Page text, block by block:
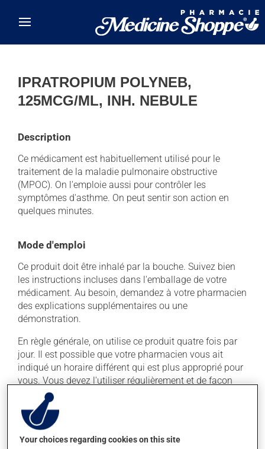
IPRATROPIUM POLYNEB,
125MCG/ML, INH. NEBULE
Description
Ce médicament est habituellement utilisé pour le
traitement de la maladie pulmonaire obstructive
(MPOC). On l'emploie aussi pour contrôler les
symptômes d'asthme. On peut sentir son action en
quelques minutes.
Mode d'emploi
Ce produit doit être inhalé par la bouche. Suivez bien
les instructions incluses dans l'emballage de votre
médicament. Au besoin, demandez à votre pharmacien
des explications supplémentaires ou une
démonstration.
En règle générale, on utilise ce produit quatre fois par
jour. Il est possible que votre pharmacien vous ait
indiqué un horaire différent qui est plus approprié pour
vous. Vous devez l'utiliser régulièrement et de façon
continue pour maintenir ses effets bénéfiques.
Il est important de respecter la posologie inscrite sur
l'étiquette. N'en utilisez pas plus, ni plus souvent
qu'indiqué. Si vous oubliez de prendre une dose,
Your choices regarding cookies on this site